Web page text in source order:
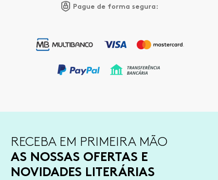
Pague de forma segura:
RECEBA EM PRIMEIRA MÃO
AS NOSSAS OFERTAS E
NOVIDADES LITERÁRIAS